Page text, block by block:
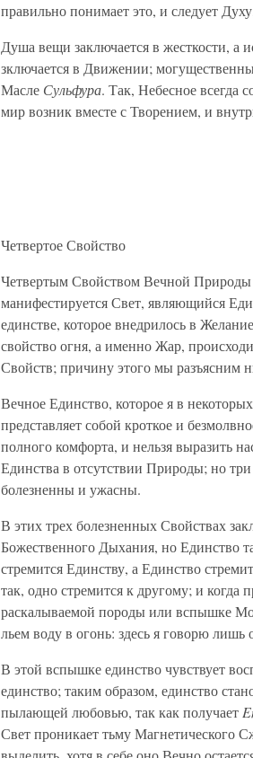
правильно понимает это, и следует
Душа вещи заключается в жесткости, а
зключается в Движении;
Масле Сульфура. Так, Небесное всегда
мир возник вместе с Творением, и
Четвертое Свойство
Четвертым Свойством Вечной Природы
манифестируется Свет, являющийся
единстве, которое внедрилось в
свойство огня, а именно Жар,
Свойств; причину этого мы разъясним
Вечное Единство, которое я в
представляет собой кроткое и
полного комфорта, и нельзя выразить
Единства в отсутствии Природы; но
болезненны и ужасны.
В этих трех болезненных Свойствах
Божественного Дыхания, но Единство
стремится Единству, а Единство
так, одно стремится к другому; и когда
раскалываемой породы или вспышке
льем воду в огонь: здесь я говорю лишь
В этой вспышке единство чувствует
единство; таким образом, единство
пылающей любовью, так как получает
Свет проникает тьму Магнетического